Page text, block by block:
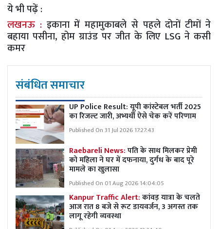
ये भी पढ़ें :
लखनऊ : इकाना में महामुकाबले से पहले दोनों टीमों ने
बहाया पसीना, होम ग्राउंड पर जीत के लिए LSG ने कसी
कमर
संबंधित समाचार
UP Police Result: यूपी कांस्टेबल भर्ती 2025
का रिजल्ट जारी, अभ्यर्थी ऐसे चेक करें परिणाम
Published On 31 Jul 2026 17:27:43
Raebareli News:पति के साथ मिलकर प्रेमी
को महिला ने घर में दफनाया, दुर्गध के बाद पूरे
मामले का खुलासा
Published On 01 Aug 2026 14:04:05
Kanpur Traffic Alert:कांवड़ यात्रा के चलते
आज रात 8 बजे से रूट डायवर्जन, 3 अगस्त तक
लागू रहेगी व्यवस्था